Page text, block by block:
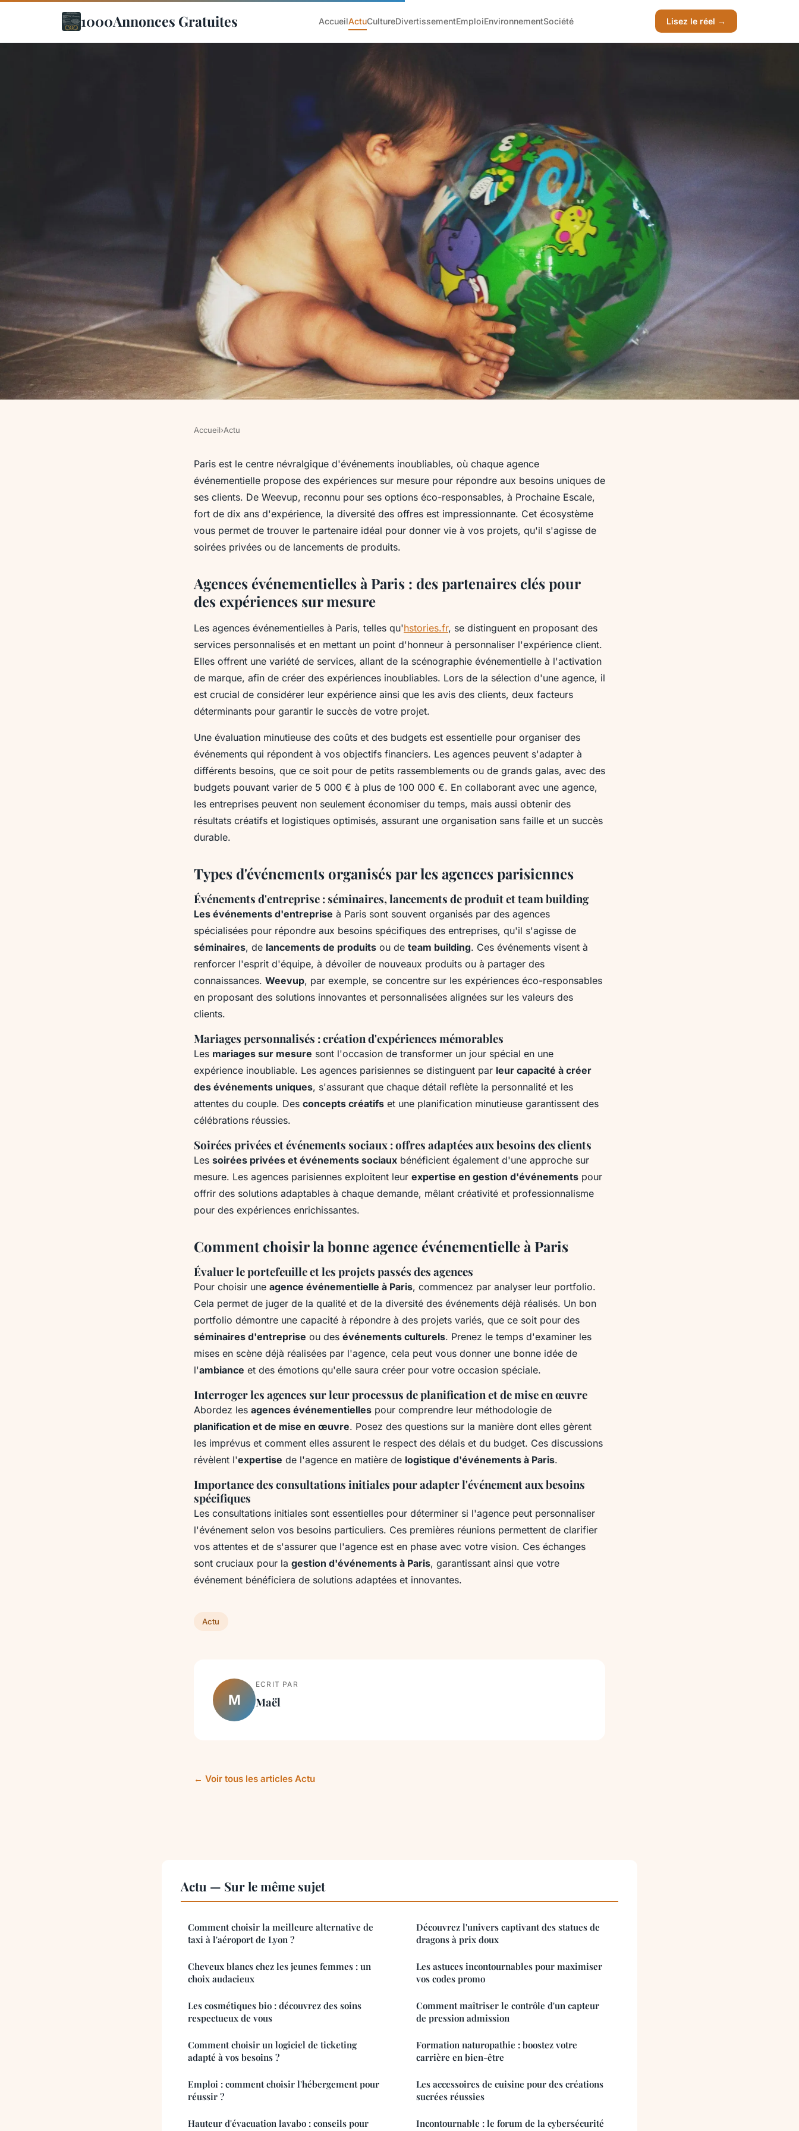
1000Annonces Gratuites AccueilActuCultureDivertissementEmploiEnvironnementSociété Lisez le réel →
Agences événementielles à paris : des
expériences sur mesure
Accueil›Actu
Paris est le centre névralgique d'événements inoubliables, où chaque agence
événementielle propose des expériences sur mesure pour répondre aux besoins uniques de
ses clients. De Weevup, reconnu pour ses options éco-responsables, à Prochaine Escale,
fort de dix ans d'expérience, la diversité des offres est impressionnante. Cet écosystème
vous permet de trouver le partenaire idéal pour donner vie à vos projets, qu'il s'agisse de
soirées privées ou de lancements de produits.
Agences événementielles à Paris : des partenaires clés pour
des expériences sur mesure
Les agences événementielles à Paris, telles qu'hstories.fr, se distinguent en proposant des
services personnalisés et en mettant un point d'honneur à personnaliser l'expérience client.
Elles offrent une variété de services, allant de la scénographie événementielle à l'activation
de marque, afin de créer des expériences inoubliables. Lors de la sélection d'une agence, il
est crucial de considérer leur expérience ainsi que les avis des clients, deux facteurs
déterminants pour garantir le succès de votre projet.
Une évaluation minutieuse des coûts et des budgets est essentielle pour organiser des
événements qui répondent à vos objectifs financiers. Les agences peuvent s'adapter à
différents besoins, que ce soit pour de petits rassemblements ou de grands galas, avec des
budgets pouvant varier de 5 000 € à plus de 100 000 €. En collaborant avec une agence,
les entreprises peuvent non seulement économiser du temps, mais aussi obtenir des
résultats créatifs et logistiques optimisés, assurant une organisation sans faille et un succès
durable.
Types d'événements organisés par les agences parisiennes
Événements d'entreprise : séminaires, lancements de produit et team building
Les événements d'entreprise à Paris sont souvent organisés par des agences
spécialisées pour répondre aux besoins spécifiques des entreprises, qu'il s'agisse de
séminaires, de lancements de produits ou de team building. Ces événements visent à
renforcer l'esprit d'équipe, à dévoiler de nouveaux produits ou à partager des
connaissances. Weevup, par exemple, se concentre sur les expériences éco-responsables
en proposant des solutions innovantes et personnalisées alignées sur les valeurs des
clients.
Mariages personnalisés : création d'expériences mémorables
Les mariages sur mesure sont l'occasion de transformer un jour spécial en une
expérience inoubliable. Les agences parisiennes se distinguent par leur capacité à créer
des événements uniques, s'assurant que chaque détail reflète la personnalité et les
attentes du couple. Des concepts créatifs et une planification minutieuse garantissent des
célébrations réussies.
Soirées privées et événements sociaux : offres adaptées aux besoins des clients
Les soirées privées et événements sociaux bénéficient également d'une approche sur
mesure. Les agences parisiennes exploitent leur expertise en gestion d'événements pour
offrir des solutions adaptables à chaque demande, mêlant créativité et professionnalisme
pour des expériences enrichissantes.
Comment choisir la bonne agence événementielle à Paris
Évaluer le portefeuille et les projets passés des agences
Pour choisir une agence événementielle à Paris, commencez par analyser leur portfolio.
Cela permet de juger de la qualité et de la diversité des événements déjà réalisés. Un bon
portfolio démontre une capacité à répondre à des projets variés, que ce soit pour des
séminaires d'entreprise ou des événements culturels. Prenez le temps d'examiner les
mises en scène déjà réalisées par l'agence, cela peut vous donner une bonne idée de
l'ambiance et des émotions qu'elle saura créer pour votre occasion spéciale.
Interroger les agences sur leur processus de planification et de mise en œuvre
Abordez les agences événementielles pour comprendre leur méthodologie de
planification et de mise en œuvre. Posez des questions sur la manière dont elles gèrent
les imprévus et comment elles assurent le respect des délais et du budget. Ces discussions
révèlent l'expertise de l'agence en matière de logistique d'événements à Paris.
Importance des consultations initiales pour adapter l'événement aux besoins
spécifiques
Les consultations initiales sont essentielles pour déterminer si l'agence peut personnaliser
l'événement selon vos besoins particuliers. Ces premières réunions permettent de clarifier
vos attentes et de s'assurer que l'agence est en phase avec votre vision. Ces échanges
sont cruciaux pour la gestion d'événements à Paris, garantissant ainsi que votre
événement bénéficiera de solutions adaptées et innovantes.
Actu
M
ECRIT PAR
Maël
← Voir tous les articles Actu
Actu — Sur le même sujet
Comment choisir la meilleure alternative de
taxi à l'aéroport de Lyon ?
Cheveux blancs chez les jeunes femmes : un
choix audacieux
Les cosmétiques bio : découvrez des soins
respectueux de vous
Comment choisir un logiciel de ticketing
adapté à vos besoins ?
Emploi : comment choisir l'hébergement pour
réussir ?
Hauteur d'évacuation lavabo : conseils pour
Découvrez l'univers captivant des statues de
dragons à prix doux
Les astuces incontournables pour maximiser
vos codes promo
Comment maîtriser le contrôle d'un capteur
de pression admission
Formation naturopathie : boostez votre
carrière en bien-être
Les accessoires de cuisine pour des créations
sucrées réussies
Incontournable : le forum de la cybersécurité